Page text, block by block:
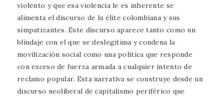
violento y que esa violencia le es inherente se
alimenta el discurso de la élite colombiana y sus
simpatizantes. Este discurso aparece tanto como un
blindaje con el que se deslegitima y condena la
movilización social como una política que responde
con exceso de fuerza armada a cualquier intento de
reclamo popular. Esta narrativa se construye desde un
discurso neoliberal de capitalismo periférico que